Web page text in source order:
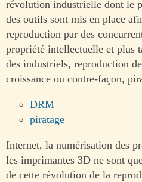
révolution industrielle dont le
des outils sont mis en place
reproduction par des
propriété intellectuelle et plus
des industriels, reproduction
croissance ou contre-façon,
DRM
piratage
Internet, la numérisation des
les imprimantes 3D ne sont
de cette révolution de la